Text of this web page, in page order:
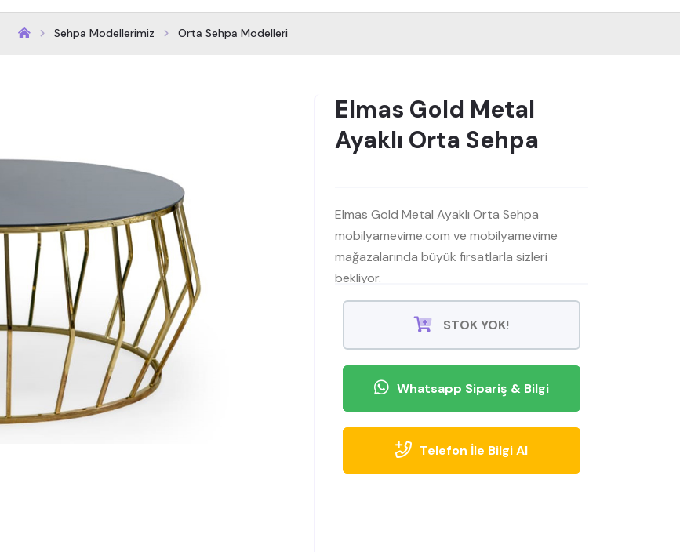
Sehpa Modellerimiz Orta Sehpa Modelleri
Elmas Gold Metal
Ayaklı Orta Sehpa
Elmas Gold Metal Ayaklı Orta Sehpa
mobilyamevime.com ve mobilyamevime
mağazalarında büyük fırsatlarla sizleri
bekliyor.
STOK YOK!
Whatsapp Sipariş & Bilgi
Telefon İle Bilgi Al